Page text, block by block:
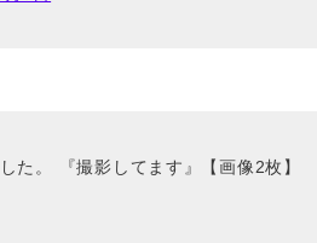
た。 『撮影してます』【画像2枚】